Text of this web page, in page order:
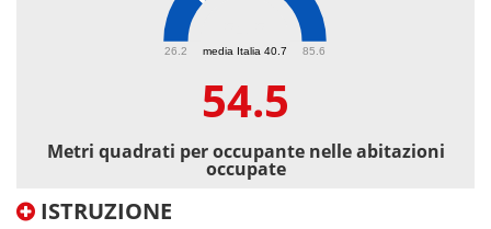
media Italia 40.7
26.2 85.6
54.5
Metri quadrati per occupante nelle abitazioni
occupate
ISTRUZIONE